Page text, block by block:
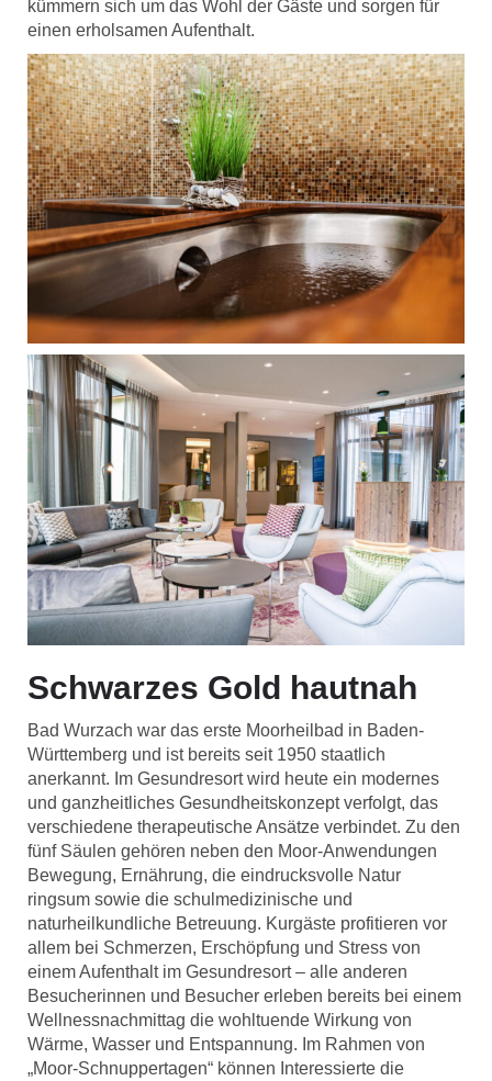
kümmern sich um das Wohl der Gäste und sorgen für
einen erholsamen Aufenthalt.
Schwarzes Gold hautnah
Bad Wurzach war das erste Moorheilbad in Baden-
Württemberg und ist bereits seit 1950 staatlich
anerkannt. Im Gesundresort wird heute ein modernes
und ganzheitliches Gesundheitskonzept verfolgt, das
verschiedene therapeutische Ansätze verbindet. Zu den
fünf Säulen gehören neben den Moor-Anwendungen
Bewegung, Ernährung, die eindrucksvolle Natur
ringsum sowie die schulmedizinische und
naturheilkundliche Betreuung. Kurgäste profitieren vor
allem bei Schmerzen, Erschöpfung und Stress von
einem Aufenthalt im Gesundresort – alle anderen
Besucherinnen und Besucher erleben bereits bei einem
Wellnessnachmittag die wohltuende Wirkung von
Wärme, Wasser und Entspannung. Im Rahmen von
„Moor-Schnuppertagen“ können Interessierte die